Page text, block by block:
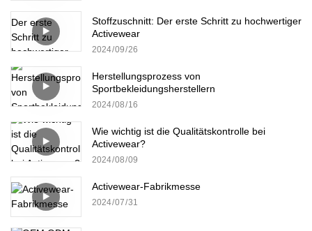
Stoffzuschnitt: Der erste Schritt zu hochwertiger
Activewear
2024 09 26
Herstellungsprozess von
Sportbekleidungsherstellern
2024 08 16
Wie wichtig ist die Qualitätskontrolle bei
Activewear?
2024 08 09
Activewear-Fabrikmesse
2024 07 31